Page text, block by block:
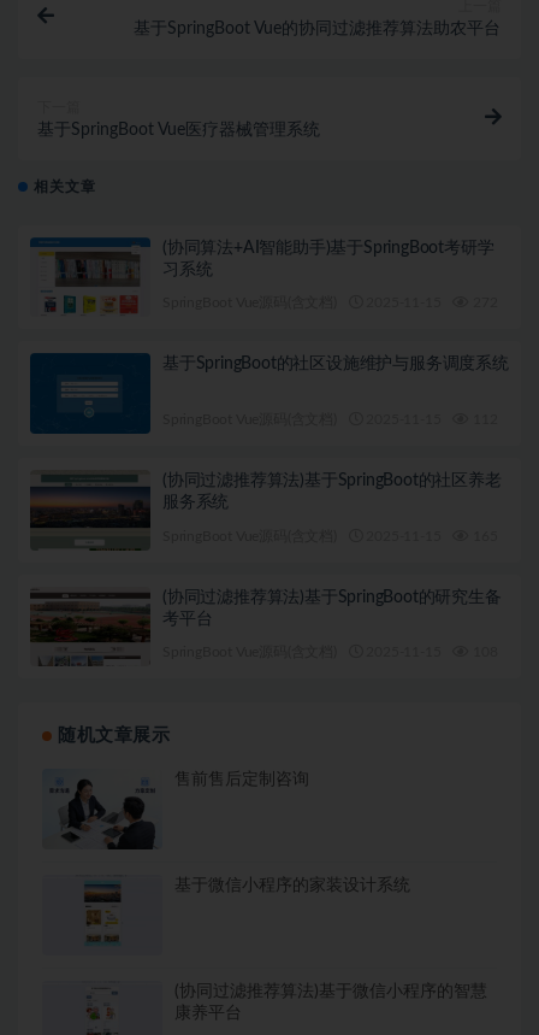
基于SpringBoot Vue的协同过滤推荐算法助农平台
基于SpringBoot Vue医疗器械管理系统
相关文章
(协同算法+AI智能助手)基于SpringBoot考研学
习系统
基于SpringBoot的社区设施维护与服务调度系统
(协同过滤推荐算法)基于SpringBoot的社区养老
服务系统
(协同过滤推荐算法)基于SpringBoot的研究生备
考平台
随机文章展示
售前售后定制咨询
基于微信小程序的家装设计系统
(协同过滤推荐算法)基于微信小程序的智慧
康养平台